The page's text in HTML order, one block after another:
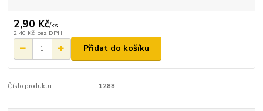
2,90 Kč/ks
2,40 Kč bez DPH
Přidat do košíku
Číslo produktu: 1288